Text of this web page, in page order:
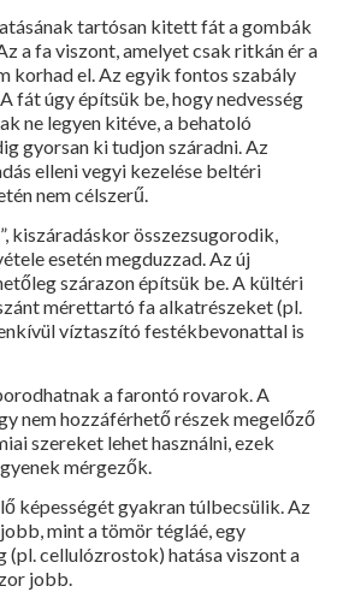
tartósan kitett fát a gombák
a fa viszont, amelyet csak ritkán ér a
korhad el. Az egyik fontos szabály
fát úgy építsük be, hogy nedvesség
ne legyen kitéve, a behatoló
gyorsan ki tudjon száradni. Az
elleni vegyi kezelése beltéri
nem célszerű.
kiszáradáskor összezsugoro­dik,
esetén megduzzad. Az új
szárazon építsük be. A kültéri
mérettartó fa alkatré­szeket (pl.
víztaszító fes­tékbevonattal is
a farontó rovarok. A
nem hozzáférhető részek megelőző
szereket lehet használni, ezek
mérge­zők.
képességét gyakran túlbecsü­lik. Az
mint a tömör tégláé, egy
(pl. cellulózrostok) hatása viszont a
jobb.